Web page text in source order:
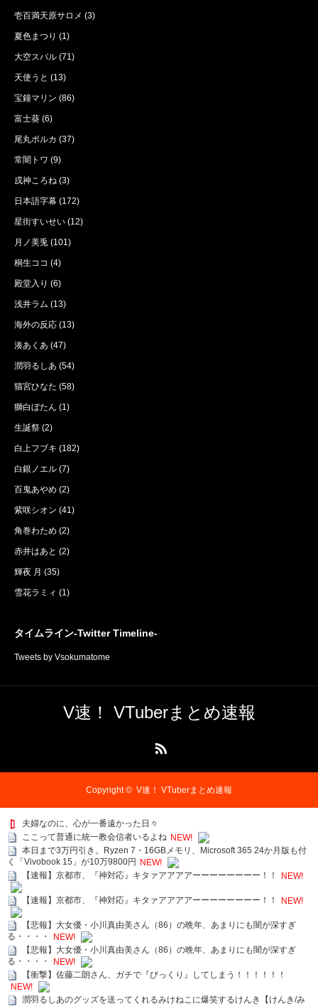
壱百満天原サロメ (3)
夏色まつり (1)
大空スバル (71)
天使うと (13)
宝鐘マリン (86)
富士葵 (6)
尾丸ポルカ (37)
常闇トワ (9)
戌神ころね (3)
日本語字幕 (172)
星街すいせい (12)
月ノ美兎 (101)
桐生ココ (4)
殿堂入り (6)
浅井ラム (13)
海外の反応 (13)
湊あくあ (47)
潤羽るしあ (54)
猫宮ひなた (58)
獅白ぼたん (1)
生誕祭 (2)
白上フブキ (182)
白銀ノエル (7)
百鬼あやめ (2)
紫咲シオン (41)
角巻わため (2)
赤井はあと (2)
輝夜 月 (35)
雪花ラミィ (1)
タイムライン-Twitter Timeline-
Tweets by Vsokumatome
V速！ VTuberまとめ速報
Copyright © V速！ VTuberまとめ速報
夫婦なのに、心が一番遠かった日々
ここって普通に統一教会信者いるよね NEW!
本日まで3万円引き。Ryzen 7・16GBメモリ、Microsoft 365 24か月版も付
く「Vivobook 15」が10万9800円 NEW!
【速報】京都市、『神対応』キタァアアアアーーーーーーーー！！
NEW!
【速報】京都市、『神対応』キタァアアアアーーーーーーーー！！ NEW!
【悲報】大女優・小川真由美さん（86）の晩年、あまりにも闇が深すぎ
る・・・・
NEW!
【悲報】大女優・小川真由美さん（86）の晩年、あまりにも闇が深すぎ
る・・・・
NEW!
【衝撃】佐藤二朗さん、ガチで『びっくり』してしまう！！！！！！
NEW!
潤羽るしあのグッズを送ってくれるみけねこに爆笑するけんき【けんき/み